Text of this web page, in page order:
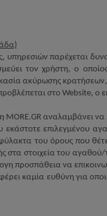
υπηρεσιών παρέχεται
τον χρήστη, ο
ακύρωσης
στο Website, ο
MORE.GR αναλαμβάνει να
επιλεγμένου
του όρους που
στοιχεία του
προσπάθεια να
καμία ευθύνη για